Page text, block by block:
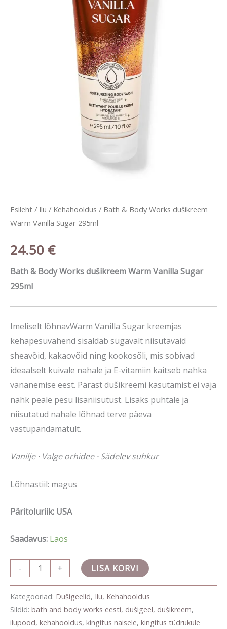
Esileht / Ilu / Kehahooldus / Bath & Body Works dušikreem
Warm Vanilla Sugar 295ml
24.50 €
Bath & Body Works dušikreem Warm Vanilla Sugar
295ml
Imeliselt lõhnavWarm Vanilla Sugar kreemjas
kehapesuvahend sisaldab sügavalt niisutavaid
sheavõid, kakaovõid ning kookosõli, mis sobivad
ideaalselt kuivale nahale ja E-vitamiin kaitseb nahka
vananemise eest. Pärast dušikreemi kasutamist ei vaja
nahk peale pesu lisaniisutust. Lisaks puhtale ja
niisutatud nahale lõhnad terve päeva
vastupandamatult.
Vanilje · Valge orhidee · Sädelev suhkur
Lõhnastiil: magus
Päritoluriik: USA
Saadavus: Laos
- + LISA KORVI
Kategooriad: Dušigeelid, Ilu, Kehahooldus
Sildid: bath and body works eesti, dušigeel, dušikreem,
ilupood, kehahooldus, kingitus naisele, kingitus tüdrukule